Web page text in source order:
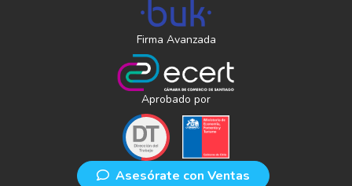
Firma Avanzada
Aprobado por
Asesórate con Ventas